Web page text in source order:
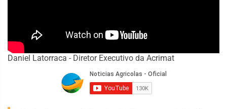
Daniel Latorraca - Diretor Executivo da Acrimat